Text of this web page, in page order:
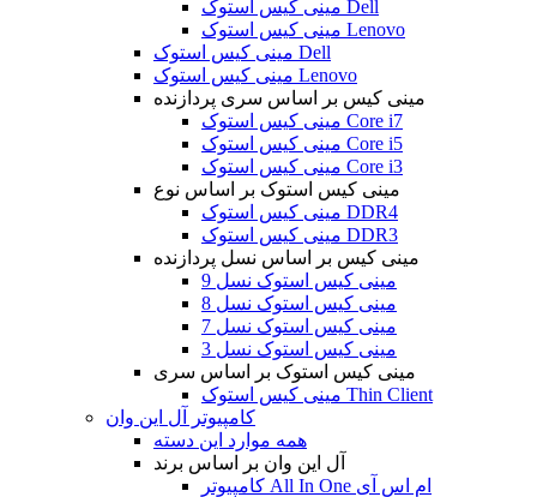
مینی کیس استوک Dell
مینی کیس استوک Lenovo
مینی کیس استوک Dell
مینی کیس استوک Lenovo
مینی کیس بر اساس سری پردازنده
مینی کیس استوک Core i7
مینی کیس استوک Core i5
مینی کیس استوک Core i3
مینی کیس استوک بر اساس نوع
مینی کیس استوک DDR4
مینی کیس استوک DDR3
مینی کیس بر اساس نسل پردازنده
مینی کیس استوک نسل 9
مینی کیس استوک نسل 8
مینی کیس استوک نسل 7
مینی کیس استوک نسل 3
مینی کیس استوک بر اساس سری
مینی کیس استوک Thin Client
کامپیوتر آل این وان
همه موارد این دسته
آل این وان بر اساس برند
کامپیوتر All In One ام اس آی